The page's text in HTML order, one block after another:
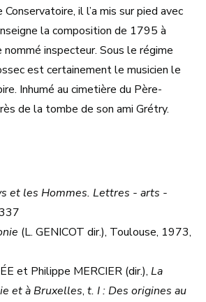
Conservatoire, il l’a mis sur pied avec
la composition de 1795 à
inspecteur. Sous le régime
est certainement le musicien le
Inhumé au cimetière du Père-
de la tombe de son ami Grétry.
et les Hommes. Lettres - arts -
(L. GENICOT dir.), Toulouse, 1973,
et Philippe MERCIER (dir.), La
et à Bruxelles, t. I : Des origines au